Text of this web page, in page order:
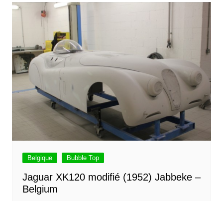
Belgique Bubble Top
Jaguar XK120 modifié (1952) Jabbeke –
Belgium